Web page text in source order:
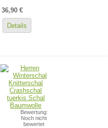
36,90 €
Details
Bewertung:
Noch nicht
bewertet